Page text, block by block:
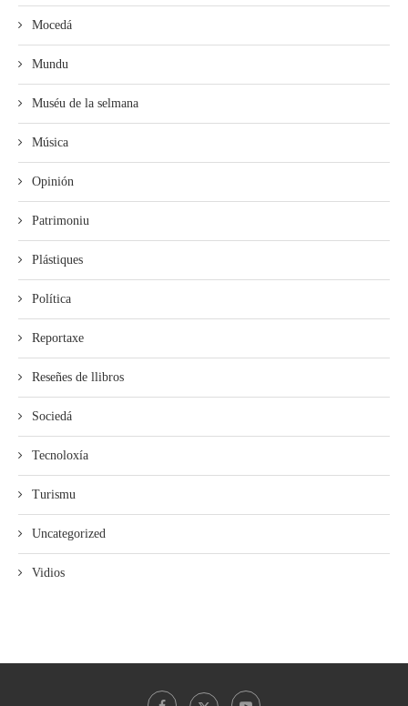
Mocedá
Mundu
Muséu de la selmana
Música
Opinión
Patrimoniu
Plástiques
Política
Reportaxe
Reseñes de llibros
Sociedá
Tecnoloxía
Turismu
Uncategorized
Vidios